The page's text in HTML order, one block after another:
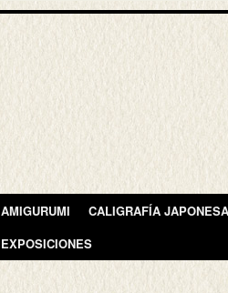
AMIGURUMI CALIGRAFÍA JAPONESA
EXPOSICIONES